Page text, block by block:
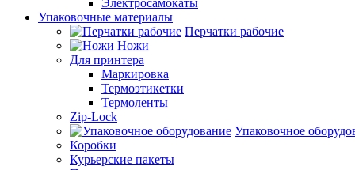
Электросамокаты
Упаковочные материалы
Перчатки рабочие
Ножи
Для принтера
Маркировка
Термоэтикетки
Термоленты
Zip-Lock
Упаковочное
Коробки
Курьерские пакеты